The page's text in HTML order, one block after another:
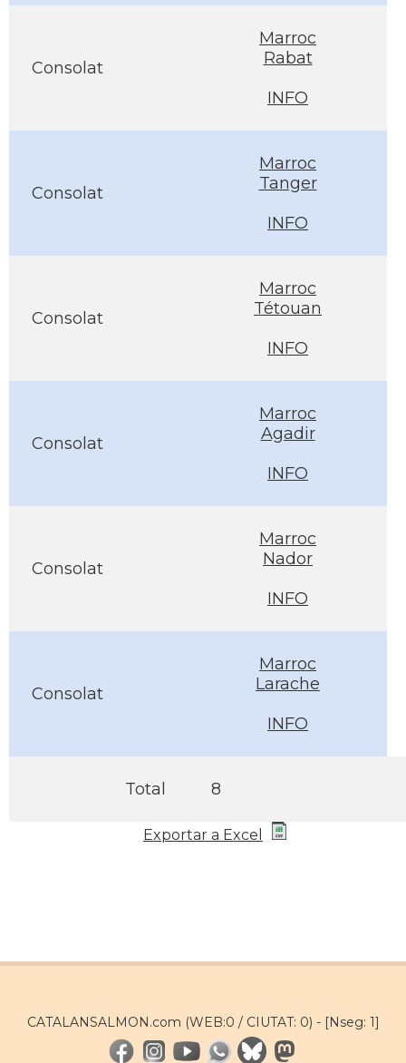
Consolat
Marroc
Rabat
INFO
Consolat
Marroc
Tanger
INFO
Consolat
Marroc
Tétouan
INFO
Consolat
Marroc
Agadir
INFO
Consolat
Marroc
Nador
INFO
Consolat
Marroc
Larache
INFO
Total 8
Exportar a Excel
CATALANSALMON.com (WEB:0 / CIUTAT: 0) - [Nseg: 1]